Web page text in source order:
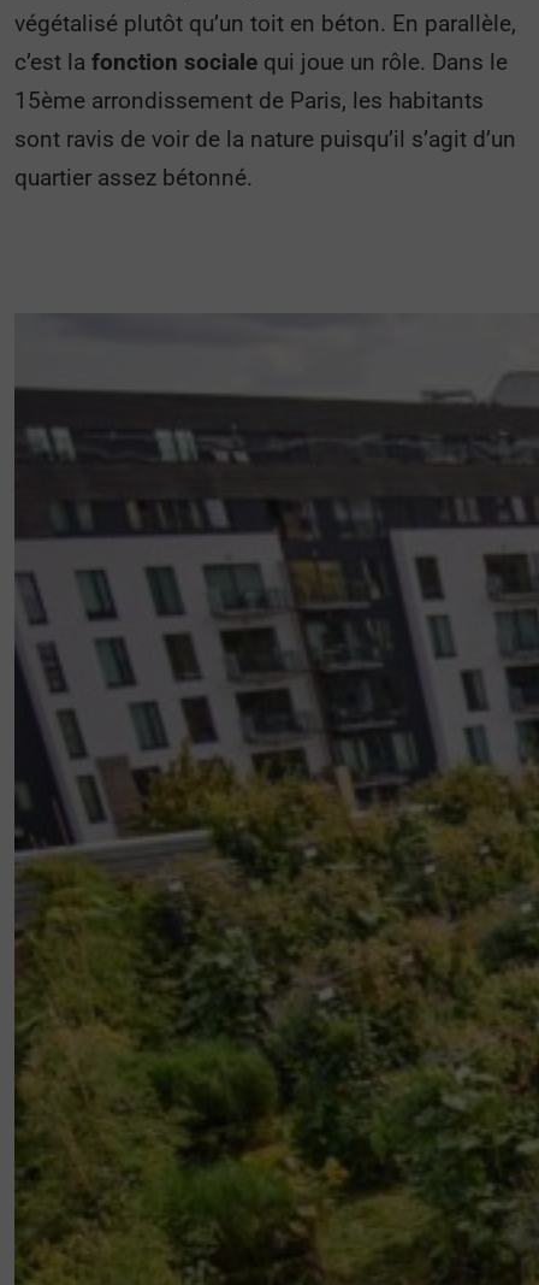
végétalisé plutôt qu’un toit en béton. En parallèle,
c’est la fonction sociale qui joue un rôle. Dans le
15ème arrondissement de Paris, les habitants
sont ravis de voir de la nature puisqu’il s’agit d’un
quartier assez bétonné.